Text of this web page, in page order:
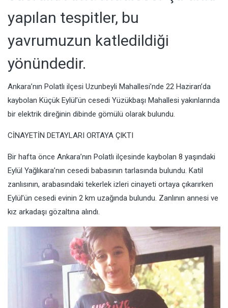
yapılan tespitler, bu
yavrumuzun katledildiği
yönündedir.
Ankara’nın Polatlı ilçesi Uzunbeyli Mahallesi’nde 22 Haziran’da
kaybolan Küçük Eylül’ün cesedi Yüzükbaşı Mahallesi yakınlarında
bir elektrik direğinin dibinde gömülü olarak bulundu.
CİNAYETİN DETAYLARI ORTAYA ÇIKTI
Bir hafta önce Ankara’nın Polatlı ilçesinde kaybolan 8 yaşındaki
Eylül Yağlıkara’nın cesedi babasının tarlasında bulundu. Katil
zanlısının, arabasındaki tekerlek izleri cinayeti ortaya çıkarırken
Eylül’ün cesedi evinin 2 km uzağında bulundu. Zanlının annesi ve
kız arkadaşı gözaltına alındı.